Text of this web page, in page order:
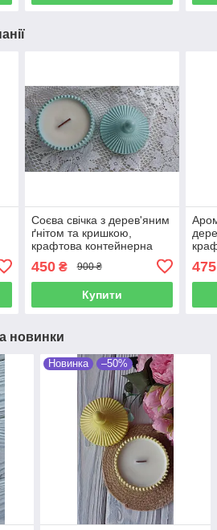
Соєва свічка з дерев'яним
ґнітом та кришкою,
крафтова контейнерна
м'ятного кольору ручної
роботи
450₴ 900 ₴
Купити
475
новинки
Новинка –50%